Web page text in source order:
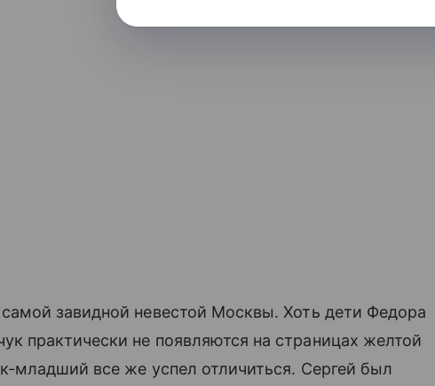
завидной невестой Москвы. Хоть дети Федора
практически не появляются на страницах желтой
младший все же успел отличиться. Сергей был